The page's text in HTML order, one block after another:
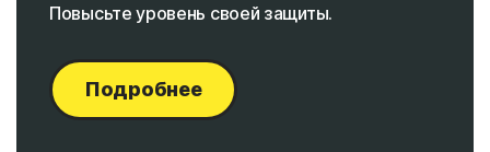
Повысьте уровень своей защиты.
Подробнее